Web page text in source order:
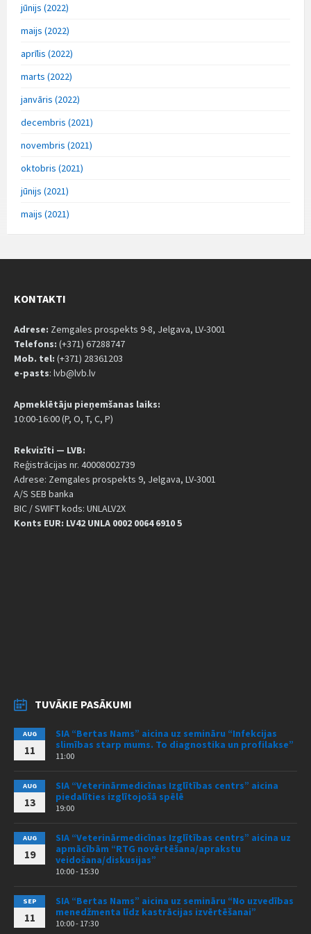
jūnijs (2022)
maijs (2022)
aprīlis (2022)
marts (2022)
janvāris (2022)
decembris (2021)
novembris (2021)
oktobris (2021)
jūnijs (2021)
maijs (2021)
KONTAKTI
Adrese: Zemgales prospekts 9-8, Jelgava, LV-3001
Telefons: (+371) 67288747
Mob. tel: (+371) 28361203
e-pasts: lvb@lvb.lv
Apmeklētāju pieņemšanas laiks:
10:00-16:00 (P, O, T, C, P)
Rekvizīti — LVB:
Reģistrācijas nr. 40008002739
Adrese: Zemgales prospekts 9, Jelgava, LV-3001
A/S SEB banka
BIC / SWIFT kods: UNLALV2X
Konts EUR: LV42 UNLA 0002 0064 6910 5
TUVĀKIE PASĀKUMI
AUG
11
SIA “Bertas Nams” aicina uz semināru “Infekcijas
slimības starp mums. To diagnostika un profilakse”
11:00
AUG
13
SIA “Veterinārmedicīnas Izglītības centrs” aicina
piedalīties izglītojošā spēlē
19:00
AUG
19
SIA “Veterinārmedicīnas Izglītības centrs” aicina uz
apmācībām “RTG novērtēšana/aprakstu
veidošana/diskusijas”
10:00 - 15:30
SEP
11
SIA “Bertas Nams” aicina uz semināru “No uzvedības
menedžmenta līdz kastrācijas izvērtēšanai”
10:00 - 17:30